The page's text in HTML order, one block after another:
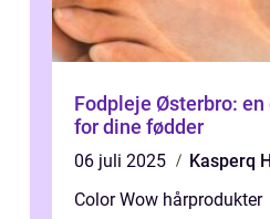
Fodpleje Østerbro:
for dine fødder
06 juli 2025
Kasperq
Color Wow hårprodukter